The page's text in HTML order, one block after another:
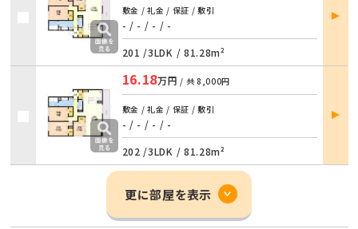
敷金 / 礼金 / 保証 / 敷引
- / - / - / -
201 /3LDK / 81.28m²
部屋
詳細
16.18万円 / 共 8,000円
敷金 / 礼金 / 保証 / 敷引
- / - / - / -
202 /3LDK / 81.28m²
部屋
詳細
更に部屋を表示